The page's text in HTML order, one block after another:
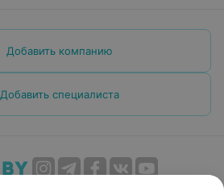
Добавить компанию
Добавить специалиста